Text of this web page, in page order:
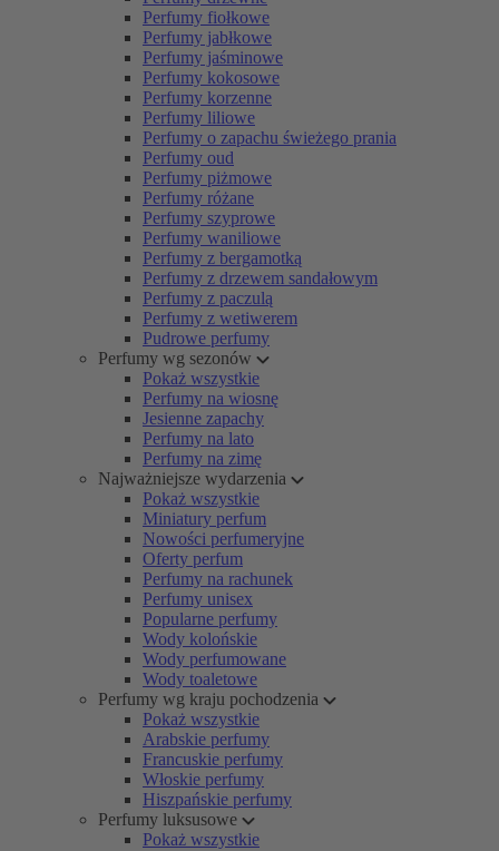
Perfumy fiołkowe
Perfumy jabłkowe
Perfumy jaśminowe
Perfumy kokosowe
Perfumy korzenne
Perfumy liliowe
Perfumy o zapachu świeżego prania
Perfumy oud
Perfumy piżmowe
Perfumy różane
Perfumy szyprowe
Perfumy waniliowe
Perfumy z bergamotką
Perfumy z drzewem sandałowym
Perfumy z paczulą
Perfumy z wetiwerem
Pudrowe perfumy
Perfumy wg sezonów
Pokaż wszystkie
Perfumy na wiosnę
Jesienne zapachy
Perfumy na lato
Perfumy na zimę
Najważniejsze wydarzenia
Pokaż wszystkie
Miniatury perfum
Nowości perfumeryjne
Oferty perfum
Perfumy na rachunek
Perfumy unisex
Popularne perfumy
Wody kolońskie
Wody perfumowane
Wody toaletowe
Perfumy wg kraju pochodzenia
Pokaż wszystkie
Arabskie perfumy
Francuskie perfumy
Włoskie perfumy
Hiszpańskie perfumy
Perfumy luksusowe
Pokaż wszystkie